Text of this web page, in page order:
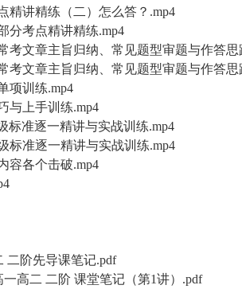
精讲精练（二）怎么答？.mp4
分考点精讲精练.mp4
考文章主旨归纳、常见题型审题与作答
考文章主旨归纳、常见题型审题与作答
项训练.mp4
与上手训练.mp4
标准逐一精讲与实战训练.mp4
标准逐一精讲与实战训练.mp4
容各个击破.mp4
阶先导课笔记.pdf
高二 二阶 课堂笔记（第1讲）.pdf